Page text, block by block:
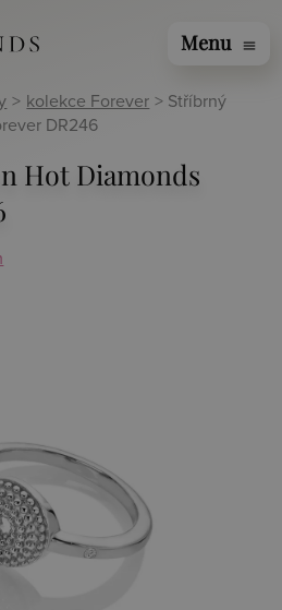
Menu menu
> kolekce Forever > Stříbrný
DR246
Hot Diamonds